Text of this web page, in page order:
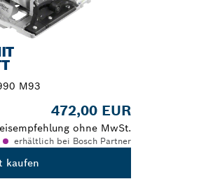
M93
472,00 EUR
ohne MwSt.
erhältlich bei Bosch Partner
kaufen